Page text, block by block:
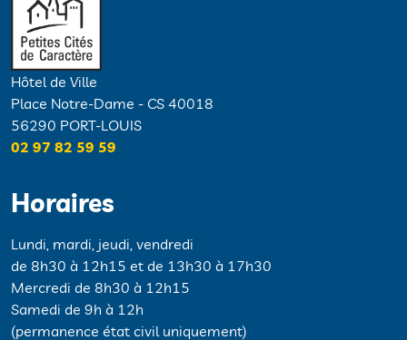
Hôtel de Ville
Place Notre-Dame - CS 40018
56290 PORT-LOUIS
02 97 82 59 59
Horaires
Lundi, mardi, jeudi, vendredi
de 8h30 à 12h15 et de 13h30 à 17h30
Mercredi de 8h30 à 12h15
Samedi de 9h à 12h
(permanence état civil uniquement)